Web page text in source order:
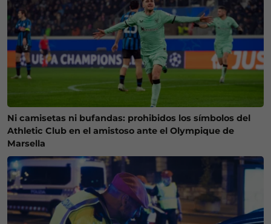
Ni camisetas ni bufandas: prohibidos los símbolos del
Athletic Club en el amistoso ante el Olympique de
Marsella